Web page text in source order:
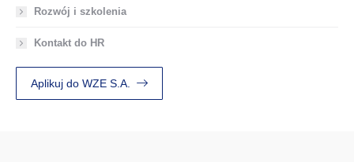
Rozwój i szkolenia
Kontakt do HR
Aplikuj do WZE S.A.